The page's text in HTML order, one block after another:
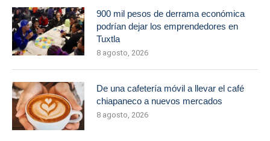
900 mil pesos de derrama económica
podrían dejar los emprendedores en
Tuxtla
8 agosto, 2026
De una cafetería móvil a llevar el café
chiapaneco a nuevos mercados
8 agosto, 2026